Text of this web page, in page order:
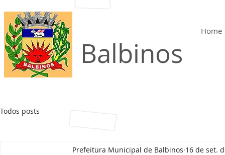
Home
Todos posts
Prefeitura Municipal de Balbinos 16 de set.
Balbinos